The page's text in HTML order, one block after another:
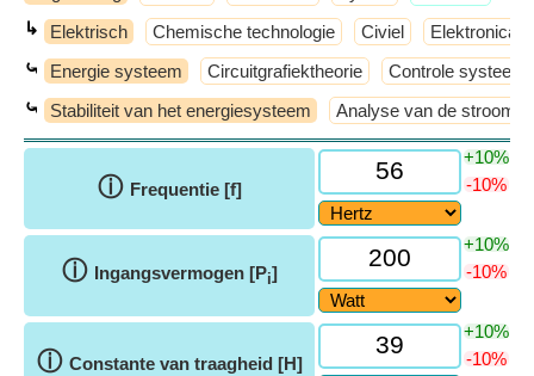
↳ Elektrisch Chemische technologie Civiel Elektronica
⤿ Energie systeem Circuitgrafiektheorie Controle systeem
⤿ Stabiliteit van het energiesysteem Analyse van de
ⓘ Frequentie [f]
+10%
-10%
ⓘ Ingangsvermogen [Pi]
+10%
-10%
ⓘ Constante van traagheid [H]
+10%
-10%